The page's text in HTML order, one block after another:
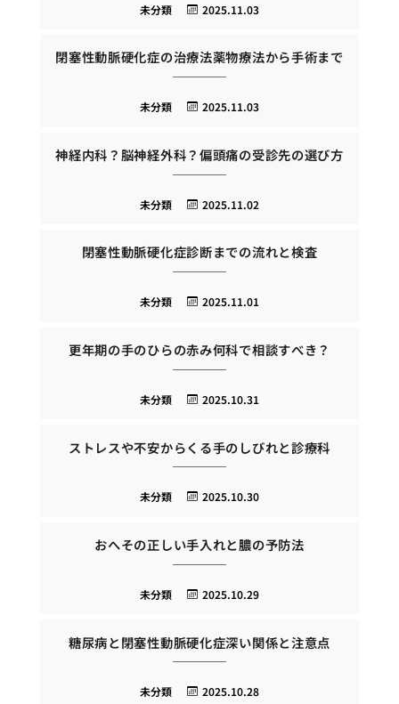
2025.11.03
未分類
閉塞性動脈硬化症の治療法薬物療法から手術まで
2025.11.03
未分類
神経内科？脳神経外科？偏頭痛の受診先の選び方
2025.11.02
未分類
閉塞性動脈硬化症診断までの流れと検査
2025.11.01
未分類
更年期の手のひらの赤み何科で相談すべき？
2025.10.31
未分類
ストレスや不安からくる手のしびれと診療科
2025.10.30
未分類
おへその正しい手入れと膿の予防法
2025.10.29
未分類
糖尿病と閉塞性動脈硬化症深い関係と注意点
2025.10.28
未分類